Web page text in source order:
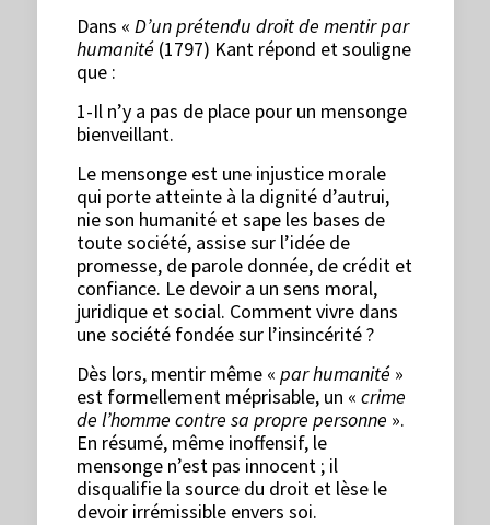
Dans «D’un prétendu droit de mentir par
humanité (1797) Kant répond et souligne
que :
1-Il n’y a pas de place pour un mensonge
bienveillant.
Le mensonge est une injustice morale
qui porte atteinte à la dignité d’autrui,
nie son humanité et sape les bases de
toute société, assise sur l’idée de
promesse, de parole donnée, de crédit et
confiance. Le devoir a un sens moral,
juridique et social. Comment vivre dans
une société fondée sur l’insincérité ?
Dès lors, mentir même «par humanité »
est formellement méprisable, un «crime
de l’homme contre sa propre personne ».
En résumé, même inoffensif, le
mensonge n’est pas innocent ; il
disqualifie la source du droit et lèse le
devoir irrémissible envers soi.